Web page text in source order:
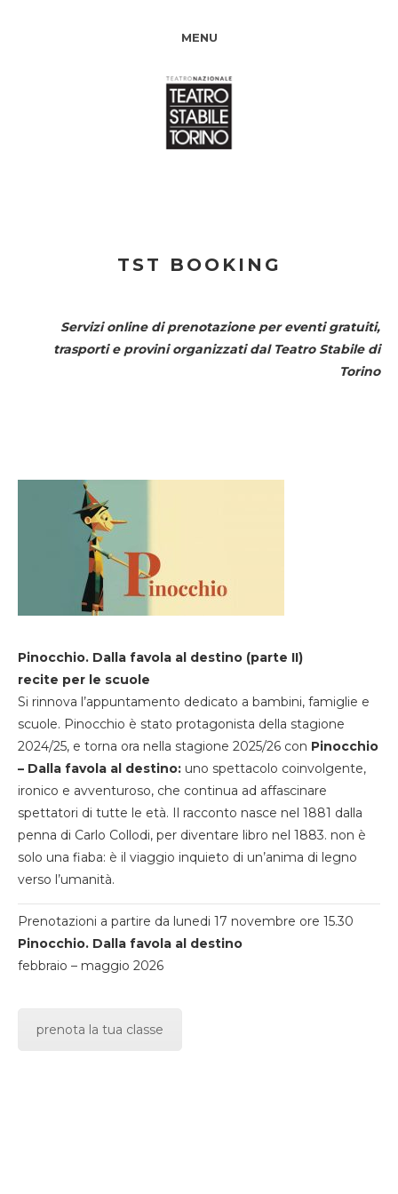
MENU
TST BOOKING
Servizi online di prenotazione per eventi gratuiti,
trasporti e provini organizzati dal Teatro Stabile di
Torino
Pinocchio. Dalla favola al destino (parte II)
recite per le scuole
Si rinnova l’appuntamento dedicato a bambini, famiglie e
scuole. Pinocchio è stato protagonista della stagione
2024/25, e torna ora nella stagione 2025/26 con Pinocchio
– Dalla favola al destino: uno spettacolo coinvolgente,
ironico e avventuroso, che continua ad affascinare
spettatori di tutte le età. Il racconto nasce nel 1881 dalla
penna di Carlo Collodi, per diventare libro nel 1883. non è
solo una fiaba: è il viaggio inquieto di un’anima di legno
verso l’umanità.
Prenotazioni a partire da lunedi 17 novembre ore 15.30
Pinocchio. Dalla favola al destino
febbraio – maggio 2026
prenota la tua classe